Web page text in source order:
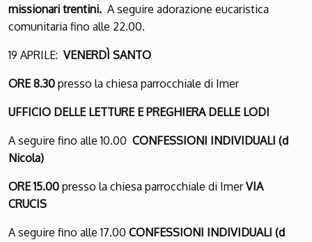
missionari trentini. A seguire adorazione eucaristica
comunitaria fino alle 22.00.
19 APRILE: VENERDÌ SANTO
ORE 8.30 presso la chiesa parrocchiale di Imer
UFFICIO DELLE LETTURE E PREGHIERA DELLE LODI
A seguire fino alle 10.00 CONFESSIONI INDIVIDUALI (d
Nicola)
ORE 15.00 presso la chiesa parrocchiale di ImerVIA
CRUCIS
A seguire fino alle 17.00 CONFESSIONI INDIVIDUALI (d